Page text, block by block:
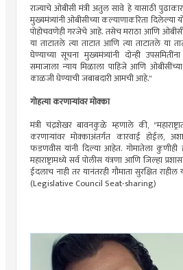
राज्याचे ओबीसी मंत्री अतुल सावे हे यासाठी
मुख्यमंत्र्यांनी ओबीसीच्या कल्याणाकरिता
पोहोचवणेही गरजेचे आहे. तसेच मराठा आणि ओबीसी
या ताटातले त्या ताटात आणि त्या ताटातले या
घेण्याच्या सूचना मुख्यमंत्र्यांनी दोन्ही
समाजाला न्याय मिळाला पाहिजे आणि
काळजी घेण्याची जबाबदारी आमची आहे."
गोहत्या करणाऱ्यांवर मोक्का
मंत्री चंद्रशेखर बावनकुळे म्हणाले की,
करणाऱ्यांवर मोक्काअंतर्गत कारवाई होईल,
फडणवीस यांनी दिल्या आहेत. गोमातेला कुणीही
महाराष्ट्रामध्ये सर्व पोलीस यंत्रणा आणि जिल्हा
ईदलाच नाही तर यानंतरही गौमाता सुरक्षित
(Legislative Council Seat-sharing)